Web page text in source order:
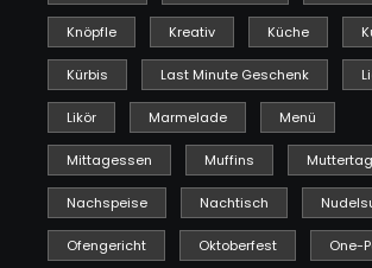
Knöpfle Kreativ Küche
Kürbis Last Minute Geschenk
Likör Marmelade Menü
Mittagessen Muffins Muttertag
Nachspeise Nachtisch
Ofengericht Oktoberfest One-